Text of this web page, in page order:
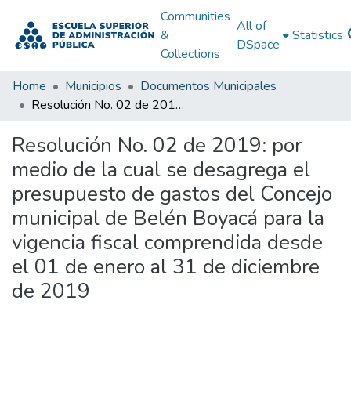
Communities
&
Collections
All of
DSpace
Statistics
Home Municipios
Documentos Municipales
Resolución No. 02 de 2019: por medio de la cual se desagrega el presupuesto de gastos del Concejo municipal de Belén Boyacá para la vigencia fiscal comprendida desde el 01 de enero al 31 de diciembre de 2019
Resolución No. 02 de 2019: por
medio de la cual se desagrega el
presupuesto de gastos del Concejo
municipal de Belén Boyacá para la
vigencia fiscal comprendida desde
el 01 de enero al 31 de diciembre
de 2019